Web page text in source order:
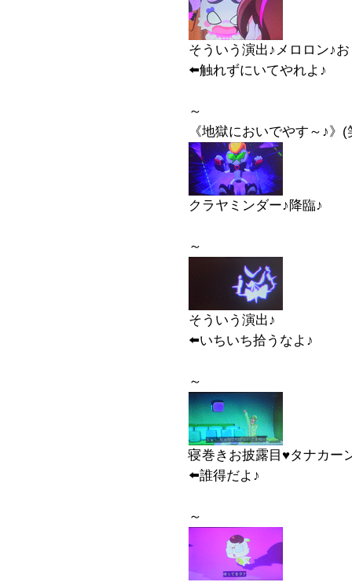
そういう演出♪メロロン♪
⬅️触れずにいてやれよ♪
～
《地獄においでやす～♪》(
クラヤミンダー♪降臨♪
～
そういう演出♪
⬅️いちいち拾うなよ♪
～
寝巻きお披露目♥️タナカー
⬅️誰得だよ♪
～